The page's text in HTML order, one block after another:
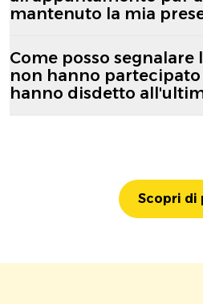
mantenuto la mia
Come posso segnalare
non hanno
hanno disdetto
Scopri di